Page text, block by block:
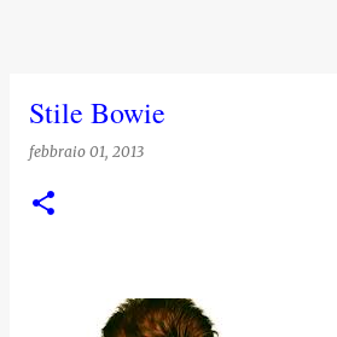
Stile Bowie
febbraio 01, 2013